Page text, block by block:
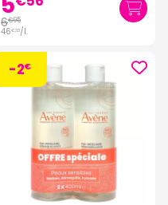
6€95
46€33/l.
-2€